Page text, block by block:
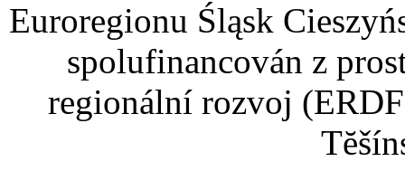
Euroregionu Śląsk
spolufinancován z
regionální rozvoj